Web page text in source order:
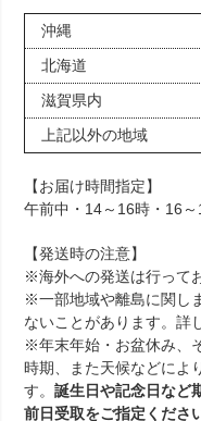
沖縄
北海道
滋賀県内
上記以外の地域
【お届け時間指定】
午前中・14～16時・16
【発送時の注意】
※海外への発送は行って
※一部地域や離島に関し
ないことがあります。詳
※年末年始・お盆休み、
時期、また天候などによ
す。誕生日や記念日など
前日受取をご指定くださ